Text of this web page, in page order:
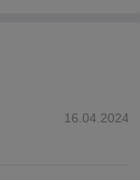
16.04.2024